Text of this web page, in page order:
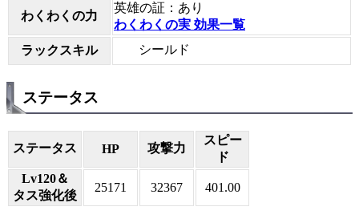
わくわくの力
英雄の証：あり
わくわくの実 効果一覧
ラックスキル
シールド
ステータス
ステータス HP 攻撃力
スピー
ド
Lv120＆
タス強化後
25171 32367 401.00